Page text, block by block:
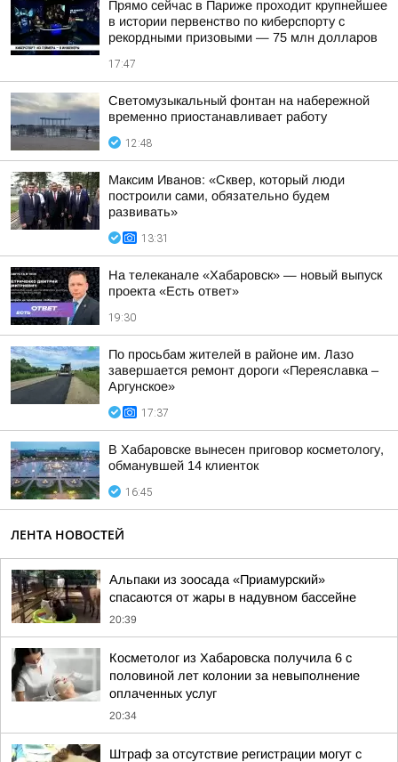
Прямо сейчас в Париже проходит крупнейшее
в истории первенство по киберспорту с
рекордными призовыми — 75 млн долларов
17:47
Светомузыкальный фонтан на набережной
временно приостанавливает работу
12:48
Максим Иванов: «Сквер, который люди
построили сами, обязательно будем
развивать»
13:31
На телеканале «Хабаровск» — новый выпуск
проекта «Есть ответ»
19:30
По просьбам жителей в районе им. Лазо
завершается ремонт дороги «Переяславка –
Аргунское»
17:37
В Хабаровске вынесен приговор косметологу,
обманувшей 14 клиенток
16:45
ЛЕНТА НОВОСТЕЙ
Альпаки из зоосада «Приамурский»
спасаются от жары в надувном бассейне
20:39
Косметолог из Хабаровска получила 6 с
половиной лет колонии за невыполнение
оплаченных услуг
20:34
Штраф за отсутствие регистрации могут с